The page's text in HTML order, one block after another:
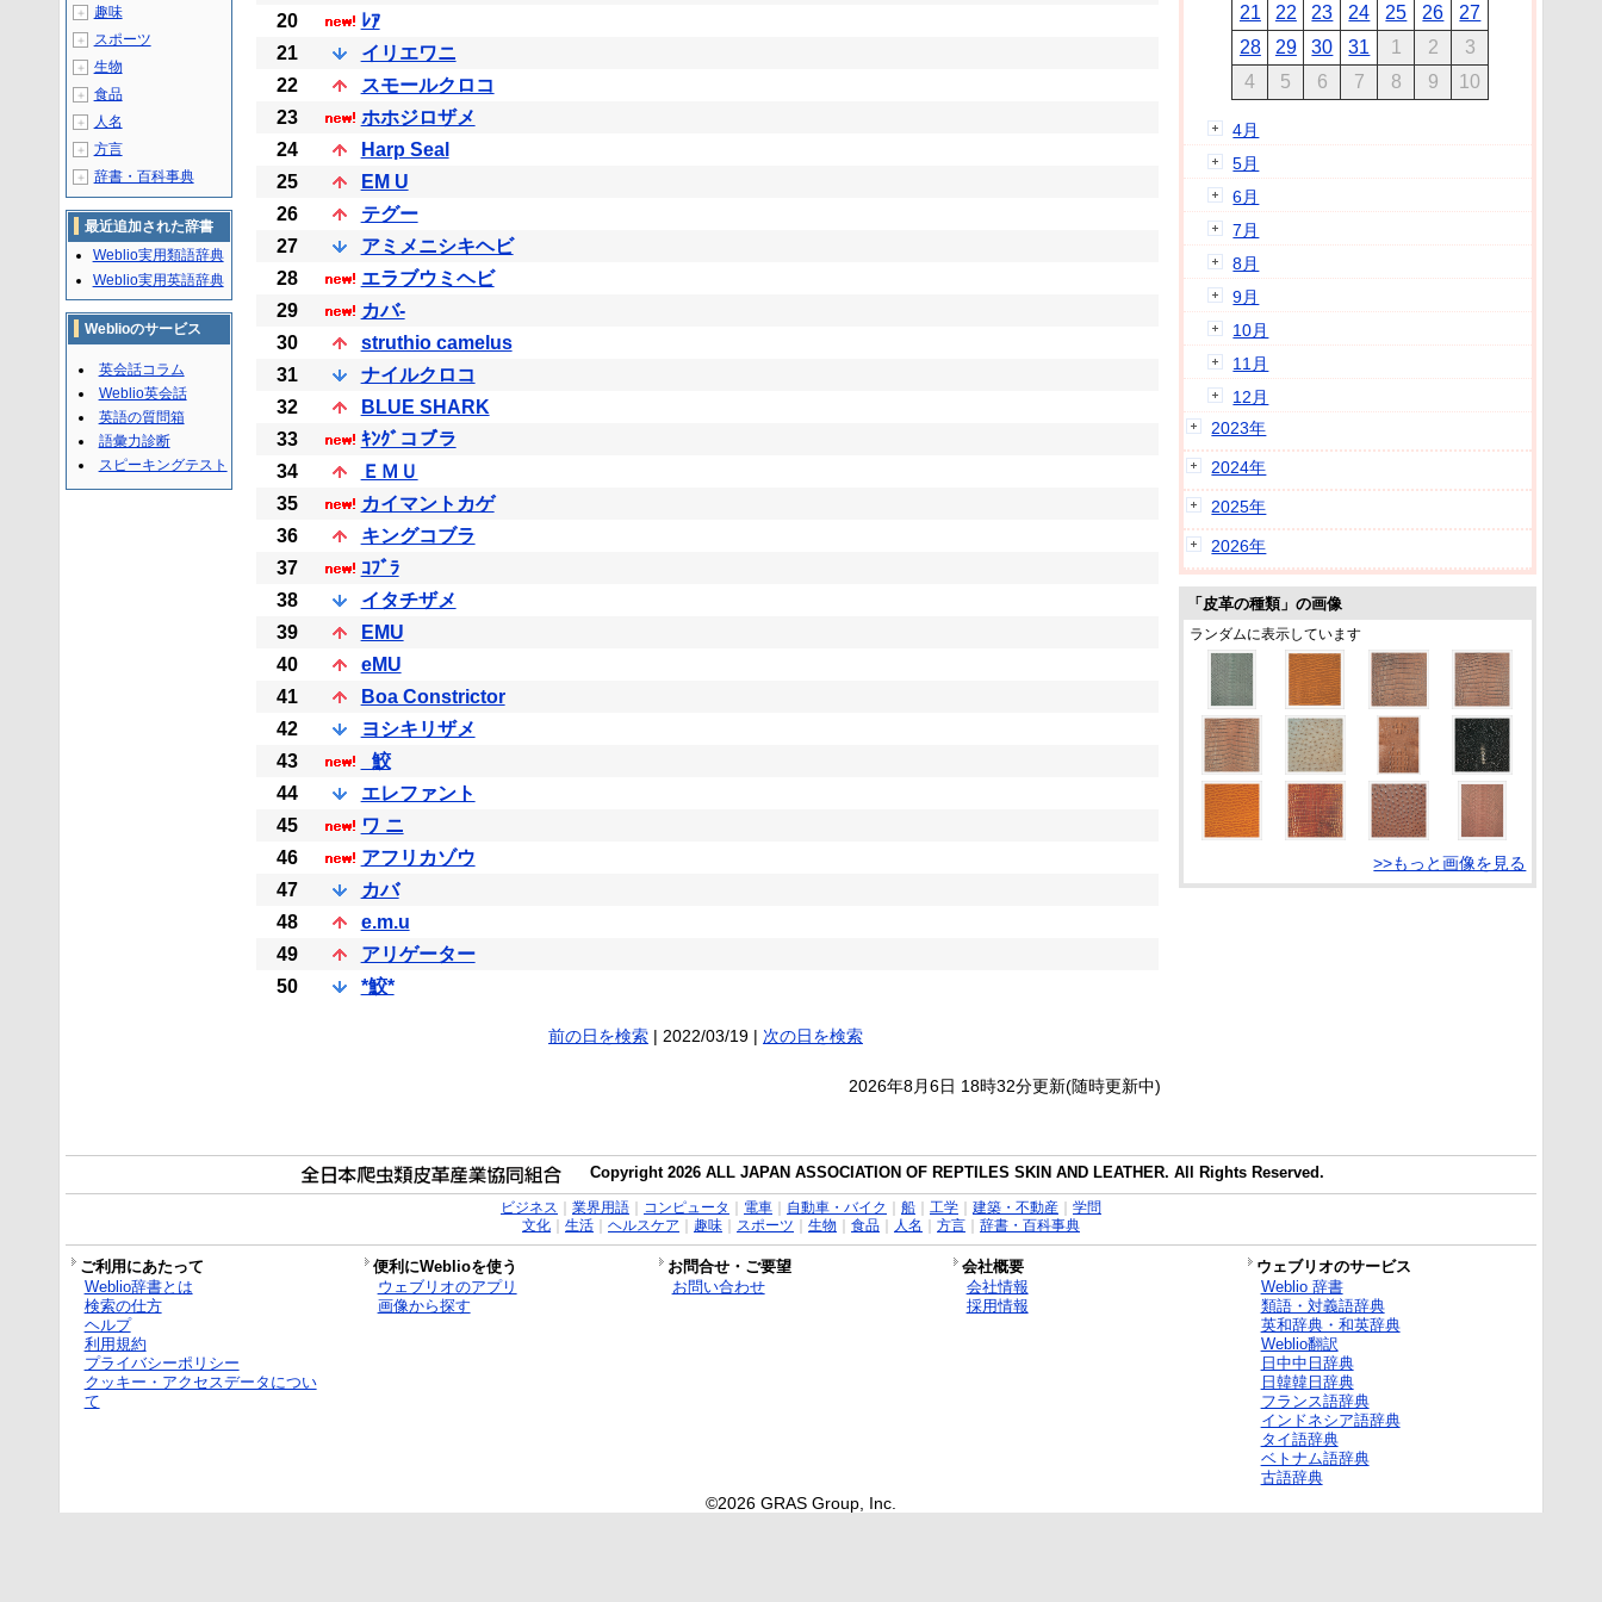
20
ﾚｱ
21
イリエワニ
22
スモールクロコ
23
ホホジロザメ
24
Harp Seal
25
EM U
26
テグー
27
アミメニシキヘビ
28
エラブウミヘビ
29
カバ-
30
struthio camelus
31
ナイルクロコ
32
BLUE SHARK
33
ｷﾝｸﾞコブラ
34
ＥＭＵ
35
カイマントカゲ
36
キングコブラ
37
ｺﾌﾞﾗ
38
イタチザメ
39
EMU
40
eMU
41
Boa Constrictor
42
ヨシキリザメ
43
_鮫
44
エレファント
45
ワ ニ
46
アフリカゾウ
47
カバ
48
e.m.u
49
アリゲーター
50
*鮫*
前の日を検索| 2022/03/19 | 次の日を検索
2026年8月6日 18時32分更新(随時更新中)
＋ 趣味
＋ スポーツ
＋ 生物
＋ 食品
＋ 人名
＋ 方言
＋ 辞書・百科事典
最近追加された辞書
Weblio実用類語辞典
Weblio実用英語辞典
Weblioのサービス
英会話コラム
Weblio英会話
英語の質問箱
語彙力診断
スピーキングテスト
21
22 23 24 25 26
27
28
29 30 31 1 2
3
4
5 6 7 8 9 10
4月
5月
6月
7月
8月
9月
10月
11月
12月
2023年
2024年
2025年
2026年
「皮革の種類」の画像
ランダムに表示しています
>>もっと画像を見る
Copyright 2026 ALL JAPAN ASSOCIATION OF REPTILES SKIN AND LEATHER. All Rights Reserved.
ビジネス 業界用語｜ コンピュータ 電車｜ 自動車・バイク 船｜ 工学｜ 建築・不動産｜ 学問
文化｜ 生活｜ ヘルスケア 趣味｜ スポーツ 生物 食品｜ 人名 方言｜ 辞書・百科事典
ご利用にあたって 便利にWeblioを使う お問合せ・ご要望 会社概要
ウェブリオのサービス
Weblio辞書とは
検索の仕方
ヘルプ
利用規約
プライバシーポリシー
クッキー・アクセスデータについ
て
ウェブリオのアプリ
画像から探す
お問い合わせ
会社情報
採用情報
Weblio 辞書
類語・対義語辞典
英和辞典・和英辞典
Weblio翻訳
日中中日辞典
日韓韓日辞典
フランス語辞典
インドネシア語辞典
タイ語辞典
ベトナム語辞典
古語辞典
©2026 GRAS Group, Inc.